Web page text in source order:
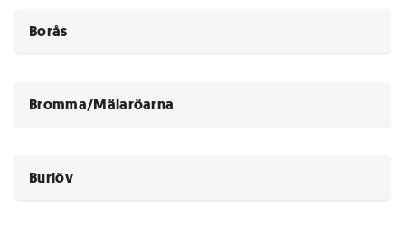
Borås
Bromma/Mälaröarna
Burlöv